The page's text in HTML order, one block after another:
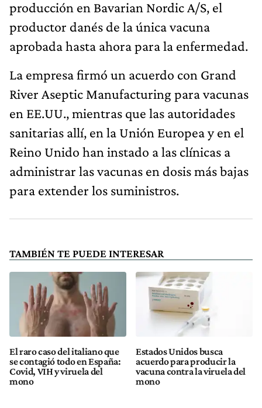
producción en Bavarian Nordic A/S, el
productor danés de la única vacuna
aprobada hasta ahora para la enfermedad.
La empresa firmó un acuerdo con Grand
River Aseptic Manufacturing para vacunas
en EE.UU., mientras que las autoridades
sanitarias allí, en la Unión Europea y en el
Reino Unido han instado a las clínicas a
administrar las vacunas en dosis más bajas
para extender los suministros.
TAMBIÉN TE PUEDE INTERESAR
El raro caso del italiano que
se contagió todo en España:
Covid, VIH y viruela del
mono
Estados Unidos busca
acuerdo para producir la
vacuna contra la viruela del
mono